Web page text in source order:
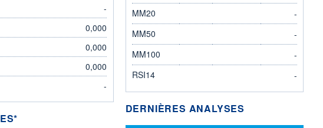
-
0,000
0,000
0,000
-
MM20
-
MM50
-
MM100
-
RSI14
-
DERNIÈRES ANALYSES